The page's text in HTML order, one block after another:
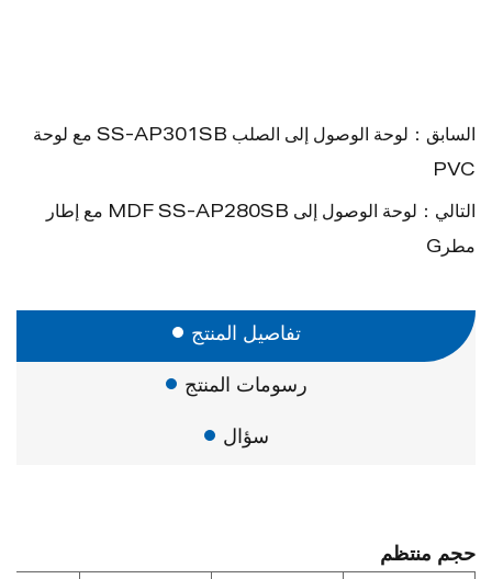
السابق：لوحة الوصول إلى الصلب SS-AP301SB مع لوحة
PVC
التالي：لوحة الوصول إلى MDF SS-AP280SB مع إطار
مطرG
تفاصيل المنتج
رسومات المنتج
سؤال
حجم منتظم